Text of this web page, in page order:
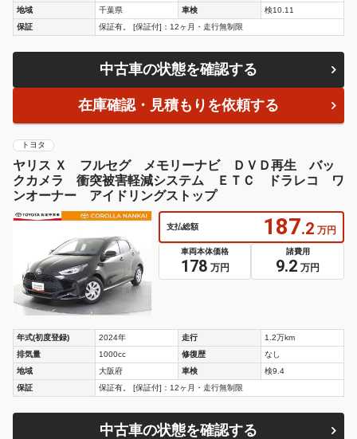
地域 千葉県 車検
検10.11
保証
保証有。 [保証付]：12ヶ月・走行無制限
中古車の状態を確認する
在庫確認・見積もりを依頼する
トヨタ
ヤリス Ｘ フルセグ メモリーナビ ＤＶＤ再生 バッ
クカメラ 衝突被害軽減システム ＥＴＣ ドラレコ ワ
ンオーナー アイドリングストップ
支払総額 187.2 万円
車両本体価格
178 万円
諸費用
9.2 万円
年式(初度登録) 2024年 走行
1.2万km
排気量
1000cc 修復歴
なし
地域
大阪府 車検
検9.4
保証
保証有。 [保証付]：12ヶ月・走行無制限
中古車の状態を確認する